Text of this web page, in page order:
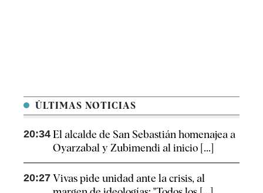
ÚLTIMAS NOTICIAS
20:34 El alcalde de San Sebastián homenajea a
Oyarzabal y Zubimendi al inicio [...]
20:27 Vivas pide unidad ante la crisis, al